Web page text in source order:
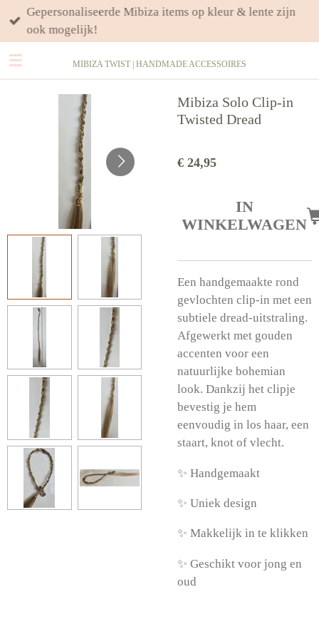
Ga
direct
naar
de
MIBIZA TWIST | HANDMADE ACCESSOIRES
Gepersonaliseerde Mibiza items op kleur & lente zijn
ook mogelijk!
Mibiza Solo Clip-in
Twisted Dread
€ 24,95
IN
WINKELWAGEN
Een handgemaakte rond
gevlochten clip-in met een
subtiele dread-uitstraling.
Afgewerkt met gouden
accenten voor een
natuurlijke bohemian
look. Dankzij het clipje
bevestig je hem
eenvoudig in los haar, een
staart, knot of vlecht.
✨ Handgemaakt
✨ Uniek design
✨ Makkelijk in te klikken
✨ Geschikt voor jong en
oud